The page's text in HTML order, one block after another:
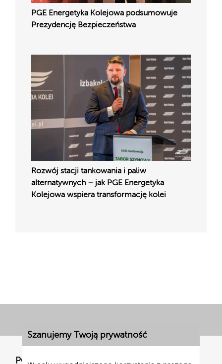
PGE Energetyka Kolejowa podsumowuje
Prezydencję Bezpieczeństwa
Rozwój stacji tankowania i paliw
alternatywnych – jak PGE Energetyka
Kolejowa wspiera transformację kolei
PGE Energetyka Kolejowa S.A.
Szanujemy Twoją prywatność